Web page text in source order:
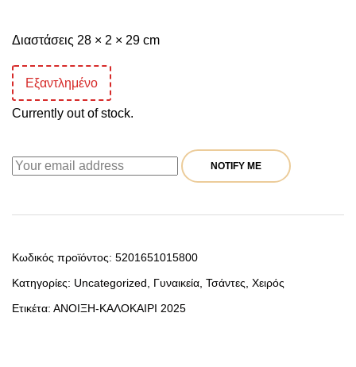
Διαστάσεις 28 × 2 × 29 cm
Εξαντλημένο
Currently out of stock.
NOTIFY ME
Κωδικός προϊόντος: 5201651015800
Κατηγορίες: Uncategorized, Γυναικεία, Τσάντες, Χειρός
Ετικέτα: ΑΝΟΙΞΗ-ΚΑΛΟΚΑΙΡΙ 2025